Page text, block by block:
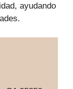
ayudando